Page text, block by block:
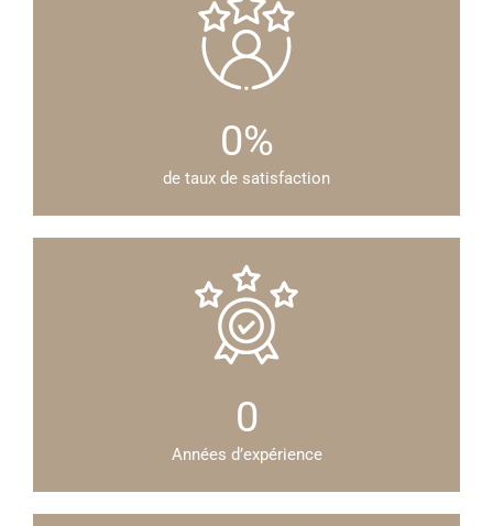
0%
de taux de satisfaction
0
Années d’expérience